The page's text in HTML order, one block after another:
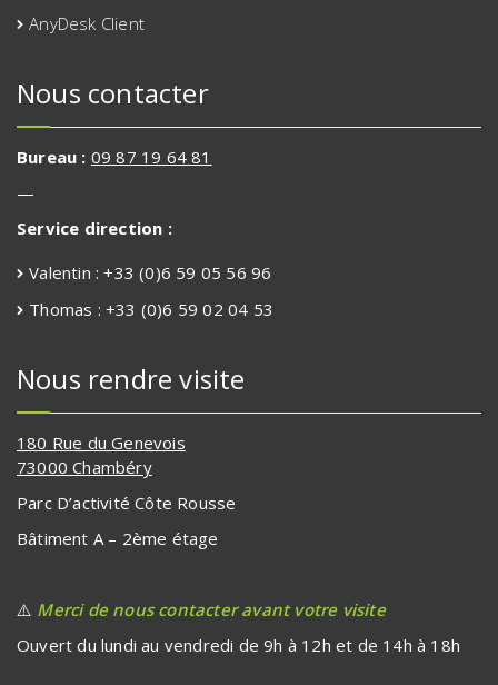
AnyDesk Client
Nous contacter
Bureau : 09 87 19 64 81
—
Service direction :
Valentin : +33 (0)6 59 05 56 96
Thomas : +33 (0)6 59 02 04 53
Nous rendre visite
180 Rue du Genevois
73000 Chambéry
Parc D’activité Côte Rousse
Bâtiment A – 2ème étage
⚠️ Merci de nous contacter avant votre visite
Ouvert du lundi au vendredi de 9h à 12h et de 14h à 18h